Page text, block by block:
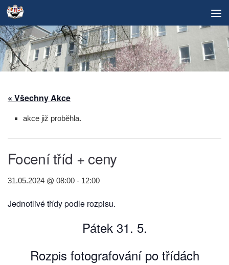
Skip to content
« Všechny Akce
akce již proběhla.
Focení tříd + ceny
31.05.2024 @ 08:00 - 12:00
Jednotlivé třídy podle rozpisu.
Pátek 31. 5.
Rozpis fotografování po třídách